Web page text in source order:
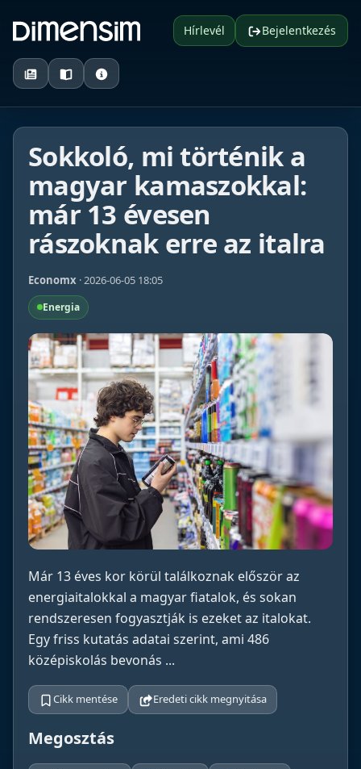
Hírlevél Bejelentkezés
Sokkoló, mi történik a
magyar kamaszokkal:
már 13 évesen
rászoknak erre az italra
Economx · 2026-06-05 18:05
Energia
Már 13 éves kor körül találkoznak először az
energiaitalokkal a magyar fiatalok, és sokan
rendszeresen fogyasztják is ezeket az italokat.
Egy friss kutatás adatai szerint, ami 486
középiskolás bevonás ...
Cikk mentése Eredeti cikk megnyitása
Megosztás